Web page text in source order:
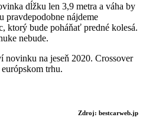
dĺžku len 3,9 metra a váha by
pravdepodobne nájdeme
ktorý bude poháňať predné kolesá.
nebude.
novinku na jeseň 2020. Crossover
trhu.
Zdroj: bestcarweb.jp